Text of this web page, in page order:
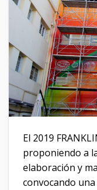
El 2019
proponiendo a
elaboración y
convocando